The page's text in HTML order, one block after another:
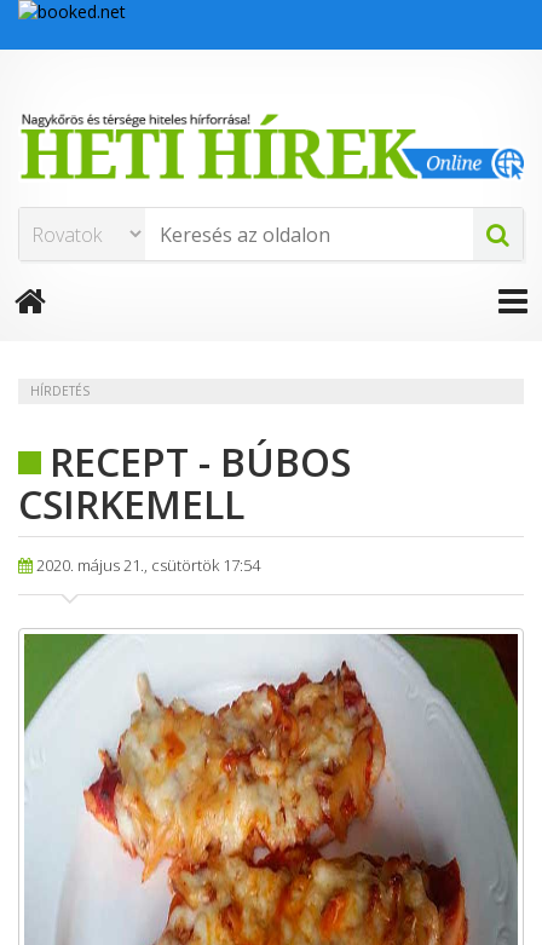
HÍRDETÉS
RECEPT - BÚBOS
CSIRKEMELL
2020. május 21., csütörtök 17:54